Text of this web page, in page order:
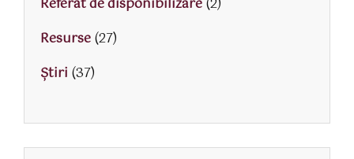
Referat de disponibilizare(2)
Resurse(27)
Știri (37)